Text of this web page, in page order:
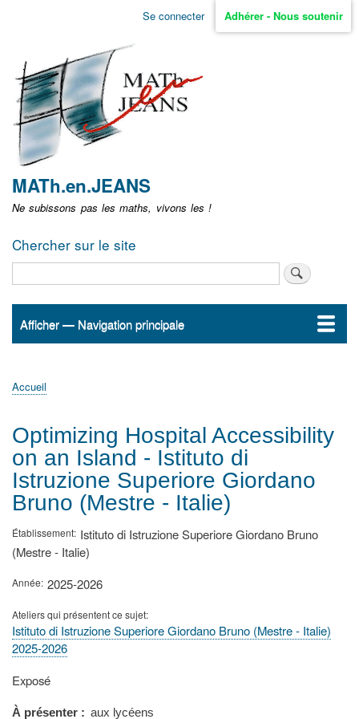
Aller
non
identifié
Se connecter Adhérer - Nous soutenir
MATh.en.JEANS
Ne subissons pas les maths, vivons les !
Chercher sur le site
Navigation
Afficher — Navigation principale
Accueil
ActualitésMATh.en.JEANS ?
Régions et Ateliers
Créer, gérer un atelier
Sujets/Publications
Congrès
d'Ariane
Accueil
Optimizing Hospital Accessibility
on an Island - Istituto di
Istruzione Superiore Giordano
Bruno (Mestre - Italie)
Établissement Istituto di Istruzione Superiore Giordano Bruno
(Mestre - Italie)
Année 2025-2026
Ateliers qui présentent ce sujet
Istituto di Istruzione Superiore Giordano Bruno (Mestre - Italie)
2025-2026
Type
présentation
Exposé
À présenter aux lycéens